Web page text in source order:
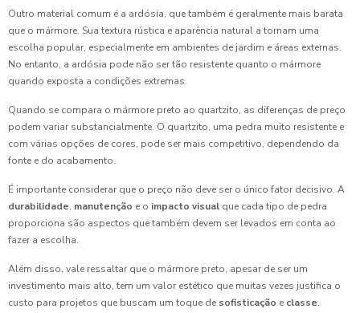
Outro material comum é a ardósia, que também é geralmente mais barata
que o mármore. Sua textura rústica e aparência natural a tornam uma
escolha popular, especialmente em ambientes de jardim e áreas externas.
No entanto, a ardósia pode não ser tão resistente quanto o mármore
quando exposta a condições extremas.
Quando se compara o mármore preto ao quartzito, as diferenças de preço
podem variar substancialmente. O quartzito, uma pedra muito resistente e
com várias opções de cores, pode ser mais competitivo, dependendo da
fonte e do acabamento.
É importante considerar que o preço não deve ser o único fator decisivo. A
durabilidade, manutenção e o impacto visual que cada tipo de pedra
proporciona são aspectos que também devem ser levados em conta ao
fazer a escolha.
Além disso, vale ressaltar que o mármore preto, apesar de ser um
investimento mais alto, tem um valor estético que muitas vezes justifica o
custo para projetos que buscam um toque de sofisticação e classe.